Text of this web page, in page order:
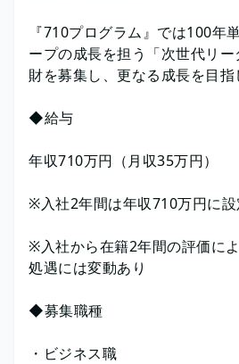
『710プログラム』では100年
ープの成長を担う「次世代リ
財を募集し、更なる成長を目指
◆給与
年収710万円（月収35万円）
※入社2年間は年収710万円に設
※入社から在籍2年間の評価に
処遇には変動あり
◆募集職種
・ビジネス職